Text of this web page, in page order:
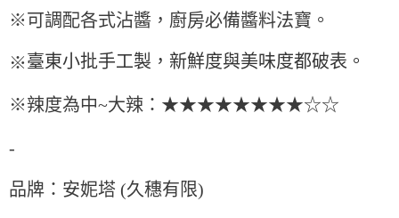
恩沛科技股份有限公司將有權停止該用戶之使用額度並採取法律行動。
※可調配各式沾醬，廚房必備醬料法寶。
※臺東小批手工製，新鮮度與美味度都破表。
※辣度為中~大辣：★★★★★★★★☆☆
-
品牌：安妮塔 (久穗有限)